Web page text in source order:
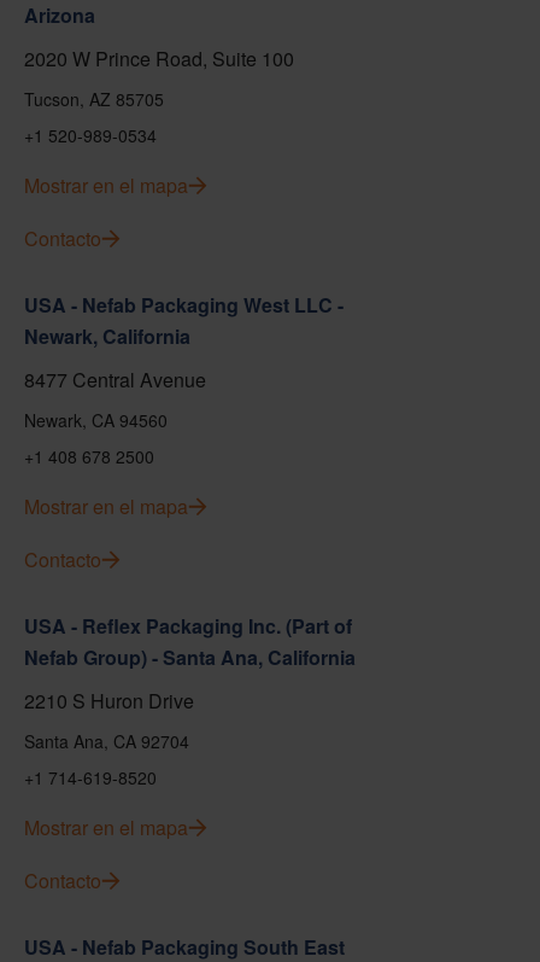
Arizona
2020 W Prince Road, Suite 100
Tucson, AZ 85705
+1 520-989-0534
Mostrar en el mapa
Contacto
USA - Nefab Packaging West LLC -
Newark, California
8477 Central Avenue
Newark, CA 94560
+1 408 678 2500
Mostrar en el mapa
Contacto
USA - Reflex Packaging Inc. (Part of
Nefab Group) - Santa Ana, California
2210 S Huron Drive
Santa Ana, CA 92704
+1 714-619-8520
Mostrar en el mapa
Contacto
USA - Nefab Packaging South East